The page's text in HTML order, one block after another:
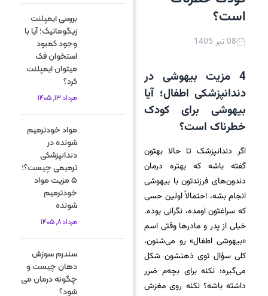
است؟
08 تیر 1405
4 مزیت بیهوشی در
دندانپزشکی اطفال؛ آیا
بیهوشی برای کودک
خطرناک است؟
اگر دندانپزشک تا حالا بهتون
گفته باشه که بهتره درمان
دندون‌های فرزندتون با بیهوشی
انجام بشه، احتمالاً اولین حسی
که سراغتون اومده، نگرانی بوده.
خیلی از پدر و مادرها وقتی اسم
«بیهوشی اطفال» رو می‌شنون،
کلی سؤال توی ذهنشون شکل
می‌گیره؛ نکنه برای بچه‌م ضرر
داشته باشه؟ نکنه روی مغزش
بررسی ایمپلنت
زیگوماتیک؛ آیا با
وجود کمبود
استخوان فک
میتوان ایمپلنت
کرد؟
مرداد 13, 1405
مواد خودترمیم
شونده در
دندانپزشکی
ترمیمی چیست؟؛
5 مزیت مواد
خودترمیم
شونده
مرداد 8, 1405
سندرم سوزش
دهان چیست و
چگونه درمان می
شود؟